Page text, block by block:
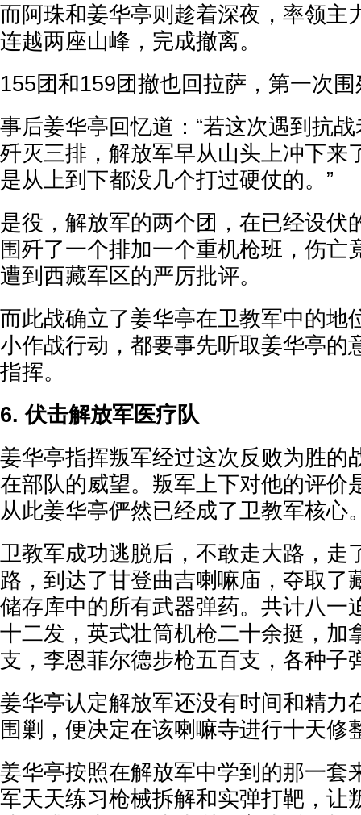
而阿珠和姜华亭则趁着深夜，率领主
连越两座山峰，完成撤离。
155团和159团撤也回拉萨，第一次
事后姜华亭回忆道：“若这次遇到抗
歼灭三排，解放军早从山头上冲下来
是从上到下都没几个打过硬仗的。”
是役，解放军的两个团，在已经设伏
围歼了一个排加一个重机枪班，伤亡
遭到西藏军区的严厉批评。
而此战确立了姜华亭在卫教军中的地
小作战行动，都要事先听取姜华亭的
指挥。
6. 伏击解放军医疗队
姜华亭指挥叛军经过这次反败为胜的
在部队的威望。叛军上下对他的评价
从此姜华亭俨然已经成了卫教军核心
卫教军成功逃脱后，不敢走大路，走
路，到达了甘登曲吉喇嘛庙，夺取了
储存库中的所有武器弹药。共计八一
十二发，英式壮筒机枪二十余挺，加
支，李恩菲尔德步枪五百支，各种子
姜华亭认定解放军还没有时间和精力
围剿，便决定在该喇嘛寺进行十天修
姜华亭按照在解放军中学到的那一套
军天天练习枪械拆解和实弹打靶，让